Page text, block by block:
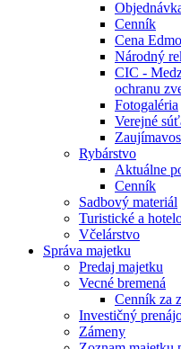
Cenník
Cena
Národný
CIC -
ochranu
Fotogaléria
Verejné
Rybárstvo
Aktuálne
Cenník
Sadbový materiál
Turistické a
Včelárstvo
Správa majetku
Predaj majetku
Vecné bremená
Cenník za
Investičný
Zámeny